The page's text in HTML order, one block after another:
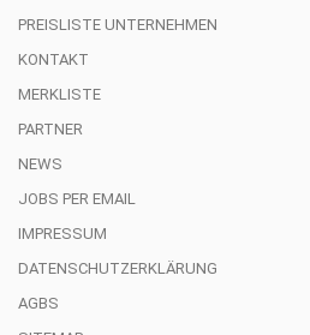
PREISLISTE UNTERNEHMEN
KONTAKT
MERKLISTE
PARTNER
NEWS
JOBS PER EMAIL
IMPRESSUM
DATENSCHUTZERKLÄRUNG
AGBS